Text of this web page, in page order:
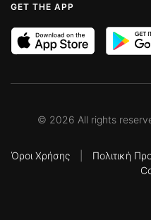
GET THE APP
© 2026 All rights
Όροι Χρήσης Πολιτική